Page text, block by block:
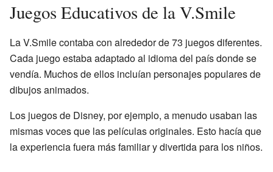
Juegos Educativos de la V.Smile
La V.Smile contaba con alrededor de 73 juegos diferentes.
Cada juego estaba adaptado al idioma del país donde se
vendía. Muchos de ellos incluían personajes populares de
dibujos animados.
Los juegos de Disney, por ejemplo, a menudo usaban las
mismas voces que las películas originales. Esto hacía que
la experiencia fuera más familiar y divertida para los niños.